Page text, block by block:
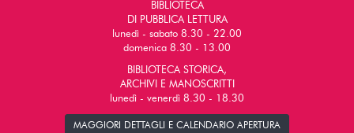
BIBLIOTECA
DI PUBBLICA LETTURA
lunedì - sabato 8.30 - 22.00
domenica 8.30 - 13.00
BIBLIOTECA STORICA,
ARCHIVI E MANOSCRITTI
lunedì - venerdì 8.30 - 18.30
MAGGIORI DETTAGLI E CALENDARIO APERTURA